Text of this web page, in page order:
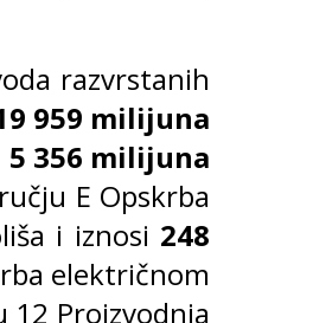
razvrstanih
959 milijuna
5 356 milijuna
E Opskrba
i iznosi 248
električnom
12 Proizvodnja